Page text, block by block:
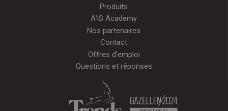
Produits
A\S Academy
Nos partenaires
Contact
Offres d'emploi
Questions et réponses